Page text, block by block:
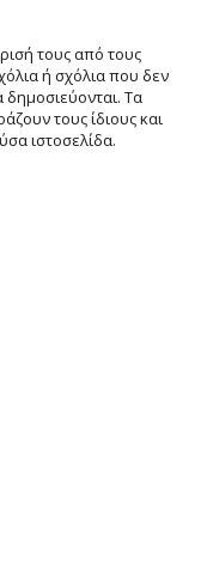
τους από τους
ή σχόλια που δεν
Τα
τους ίδιους και
ιστοσελίδα.